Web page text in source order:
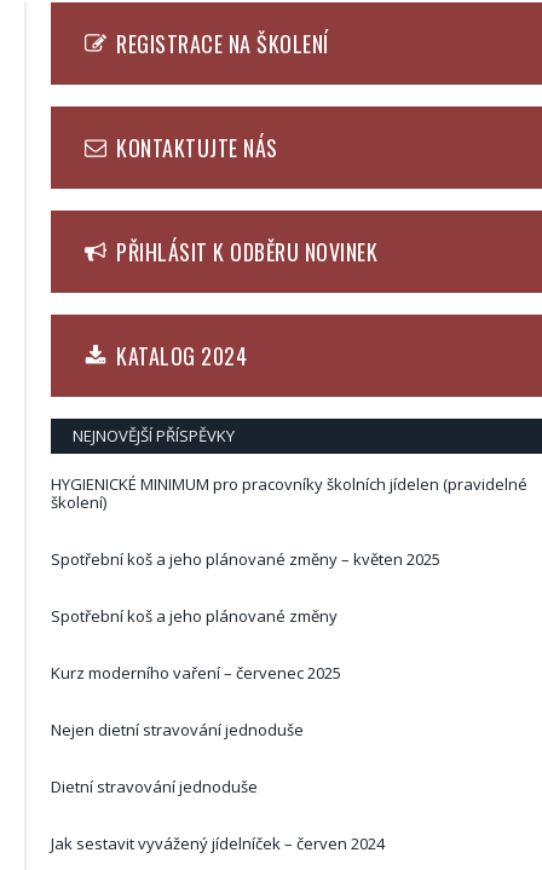
REGISTRACE NA ŠKOLENÍ
KONTAKTUJTE NÁS
PŘIHLÁSIT K ODBĚRU NOVINEK
KATALOG 2024
NEJNOVĚJŠÍ PŘÍSPĚVKY
HYGIENICKÉ MINIMUM pro pracovníky školních jídelen (pravidelné
školení)
Spotřební koš a jeho plánované změny – květen 2025
Spotřební koš a jeho plánované změny
Kurz moderního vaření – červenec 2025
Nejen dietní stravování jednoduše
Dietní stravování jednoduše
Jak sestavit vyvážený jídelníček – červen 2024